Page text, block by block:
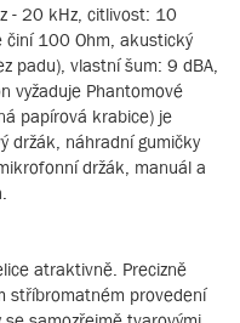
- 20 kHz, citlivost: 10
činí 100 Ohm, akustický
padu), vlastní šum: 9 dBA,
vyžaduje Phantomové
papírová krabice) je
držák, náhradní gumičky
držák, manuál a
atraktivně. Precizně
stříbromatném provedení